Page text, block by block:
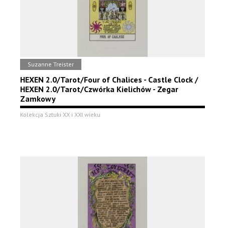
Suzanne Treister
HEXEN 2.0/Tarot/Four of Chalices - Castle Clock /
HEXEN 2.0/Tarot/Czwórka Kielichów - Zegar
Zamkowy
Kolekcja Sztuki XX i XXI wieku